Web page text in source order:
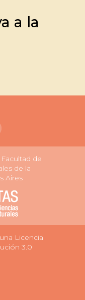
a la
de
de la
Aires
Licencia
3.0